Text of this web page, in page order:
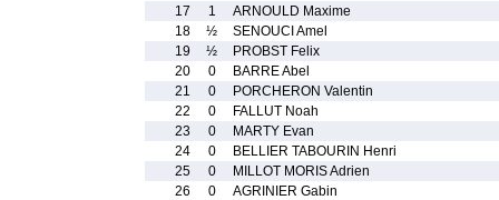
17
1
ARNOULD Maxime
18
½
SENOUCI Amel
19
½
PROBST Felix
20
0
BARRE Abel
21
0
PORCHERON Valentin
22
0
FALLUT Noah
23
0
MARTY Evan
24
0
BELLIER TABOURIN Henri
25
0
MILLOT MORIS Adrien
26
0
AGRINIER Gabin